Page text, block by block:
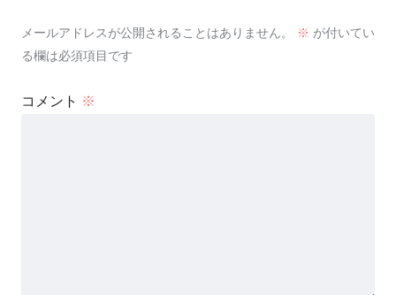
メールアドレスが公開されることはありません。 ※ が付いてい
る欄は必須項目です
コメント ※